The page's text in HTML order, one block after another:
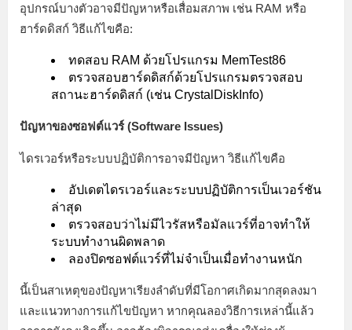
อุปกรณ์บางตัวอาจมีปัญหาหรือเสื่อมสภาพ เช่น RAM หรือ
ฮาร์ดดิสก์ วิธีแก้ไขคือ:
ทดสอบ RAM ด้วยโปรแกรม MemTest86
ตรวจสอบฮาร์ดดิสก์ด้วยโปรแกรมตรวจสอบ
สถานะฮาร์ดดิสก์ (เช่น CrystalDiskInfo)
ปัญหาของซอฟต์แวร์ (Software Issues)
ไดรเวอร์หรือระบบปฏิบัติการอาจมีปัญหา วิธีแก้ไขคือ
อัปเดตไดรเวอร์และระบบปฏิบัติการเป็นเวอร์ชัน
ล่าสุด
ตรวจสอบว่าไม่มีไวรัสหรือมัลแวร์ที่อาจทำให้
ระบบทำงานผิดพลาด
ลองปิดซอฟต์แวร์ที่ไม่จำเป็นเมื่อทำงานหนัก
นี้เป็นสาเหตุของปัญหาเรียงลำดับที่มีโอกาศเกิดมากสุดลงมา
และแนวทางการแก้ไขปัญหา หากคุณลองวิธีการเหล่านี้แล้ว